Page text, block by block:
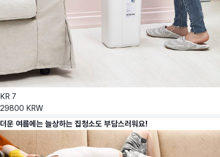
KR 7
29800 KRW
더운 여름에는 늘상하는 집청소도 부담스러워요!